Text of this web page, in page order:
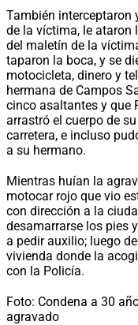
También interceptaron
de la víctima, le ataron
del maletín de la
taparon la boca, y se
motocicleta, dinero y
hermana de Campos
cinco asaltantes y que
arrastró el cuerpo de
carretera, e incluso
a su hermano.
Mientras huían la
motocar rojo que vio
con dirección a la
desamarrarse los pies
a pedir auxilio; luego
vivienda donde la
con la Policía.
Foto: Condena a 30
agravado